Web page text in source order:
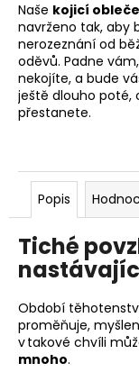
Naše kojicí
navrženo tak, aby
nerozeznání od
oděvů. Padne
nekojíte, a bude
ještě dlouho poté,
přestanete.
Popis
Tiché
Období
proměňuje,
v takové chvíli
mnoho.